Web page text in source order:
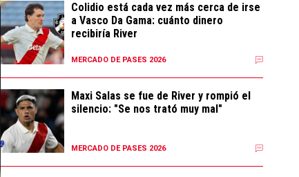
Colidio está cada vez más cerca de irse
a Vasco Da Gama: cuánto dinero
recibiría River
MERCADO DE PASES 2026
Maxi Salas se fue de River y rompió el
silencio: "Se nos trató muy mal"
MERCADO DE PASES 2026